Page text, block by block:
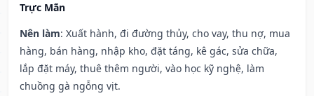
Trực Mãn
Nên làm: Xuất hành, đi đường thủy, cho vay, thu nợ, mua
hàng, bán hàng, nhập kho, đặt táng, kê gác, sửa chữa,
lắp đặt máy, thuê thêm người, vào học kỹ nghệ, làm
chuồng gà ngỗng vịt.